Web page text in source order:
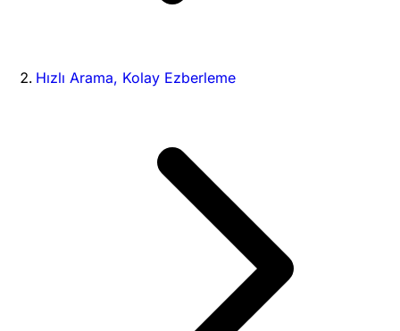
Hızlı Arama, Kolay Ezberleme